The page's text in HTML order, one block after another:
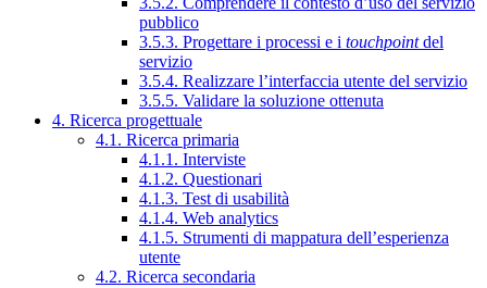
pubblico
3.5.3. Progettare i processi e i touchpointdel
servizio
3.5.4. Realizzare l’interfaccia utente del servizio
3.5.5. Validare la soluzione ottenuta
4. Ricerca progettuale
4.1. Ricerca primaria
4.1.1. Interviste
4.1.2. Questionari
4.1.3. Test di usabilità
4.1.4. Web analytics
4.1.5. Strumenti di mappatura dell’esperienza
utente
4.2. Ricerca secondaria